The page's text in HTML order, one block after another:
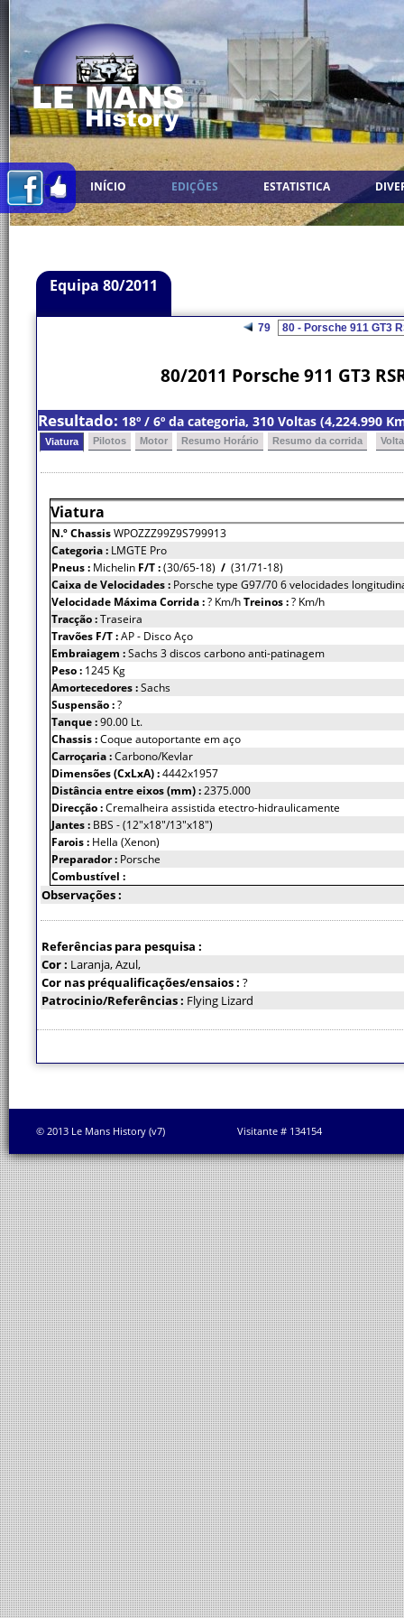
INÍCIO EDIÇÕES ESTATISTICA
Equipa 80/2011
79
80/2011 Porsche 911 GT3
Resultado: 18º / 6º da categoria, 310 Voltas (4,224.990
Viatura Pilotos Motor Resumo Horário Resumo da corrida
Viatura
N.º ChassisWPOZZZ99Z9S799913
Categoria : LMGTE Pro
Pneus : Michelin F/T :(30/65-18) / (31/71-18)
Caixa de Velocidades : Porsche type G97/70 6 velocidades
Velocidade Máxima Corrida :? Km/hTreinos :? Km/h
Tracção :Traseira
Travões F/T :AP - Disco Aço
Embraiagem :Sachs 3 discos carbono anti-patinagem
Peso : 1245 Kg
Amortecedores :Sachs
Suspensão :?
Tanque :90.00 Lt.
Chassis :Coque autoportante em aço
Carroçaria :Carbono/Kevlar
Dimensões (CxLxA) :4442x1957
Distância entre eixos (mm) :2375.000
Direcção :Cremalheira assistida etectro-hidraulicamente
Jantes : BBS - (12"x18"/13"x18")
Farois : Hella (Xenon)
Preparador : Porsche
Combustível :
Observações :
Referências para pesquisa :
Cor : Laranja, Azul,
Cor nas préqualificações/ensaios : ?
Patrocinio/Referências : Flying Lizard
© 2013 Le Mans History (v7) Visitante # 134154